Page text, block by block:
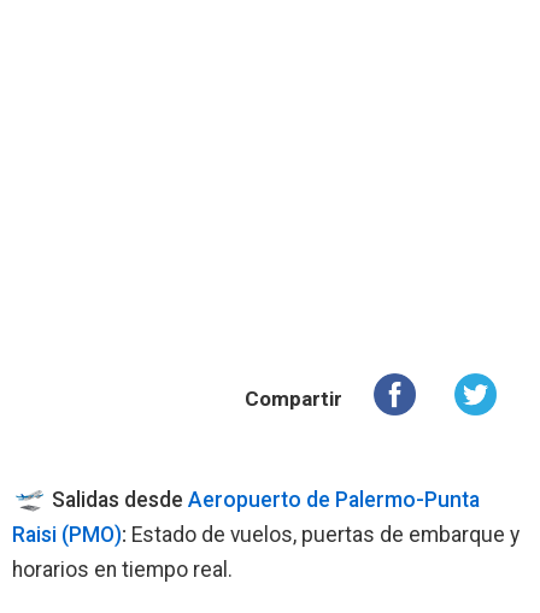
Compartir
Salidas desde Aeropuerto de Palermo-Punta
Raisi (PMO): Estado de vuelos, puertas de embarque y
horarios en tiempo real.